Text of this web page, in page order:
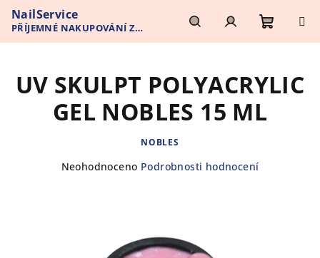
obsah
NailService
PŘÍJEMNÉ NAKUPOVÁNÍ Z
POHODLÍ VAŠEHO DOMOVA
HledatPřihlášení
košík
UV SKULPT POLYACRYLIC
GEL NOBLES 15 ML
NOBLES
Průměrné
Neohodnoceno Podrobnosti hodnocení